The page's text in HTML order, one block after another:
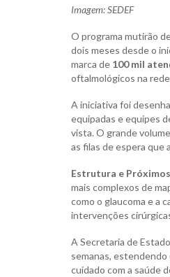
Imagem: SEDEF
O programa mutirão
dois meses desde o
marca de 100 mil
oftalmológicos na
A iniciativa foi
equipadas e equipes
vista. O grande
as filas de espera que
Estrutura e
mais complexos de
como o glaucoma e a
intervenções
A Secretaria de
semanas,
cuidado com a saúde